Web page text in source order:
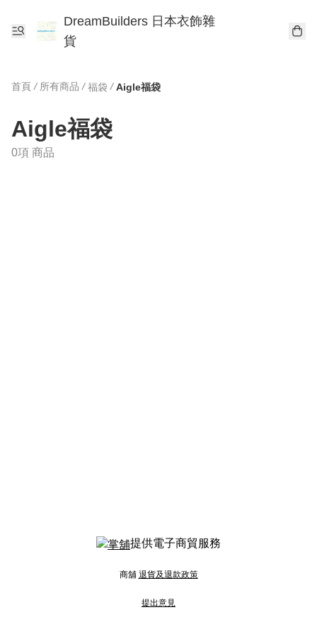
DreamBuilders 日本衣飾雜
貨
首頁 / 所有商品 / 福袋 / Aigle福袋
Aigle福袋
0項 商品
提供電子商貿服務
商舖 退貨及退款政策
提出意見